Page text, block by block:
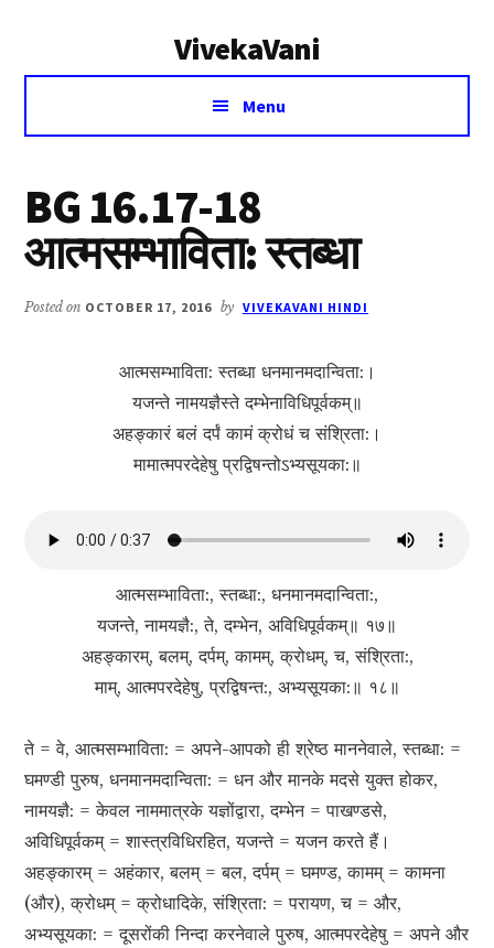
VivekaVani
Voice
Vivekananda
Menu
BG 16.17-18
आत्मसम्भाविता: स्तब्धा
Posted on OCTOBER 17, 2016 by VIVEKAVANI HINDI
आत्मसम्भाविता: स्तब्धा धनमानमदान्विता:।
यजन्ते नामयज्ञैस्ते दम्भेनाविधिपूर्वकम्॥
अहङ्कारं बलं दर्पं कामं क्रोधं च संश्रिता:।
मामात्मपरदेहेषु प्रद्विषन्तोऽभ्यसूयका:॥
आत्मसम्भाविता:, स्तब्धा:, धनमानमदान्विता:,
यजन्ते, नामयज्ञै:, ते, दम्भेन, अविधिपूर्वकम्॥ १७॥
अहङ्कारम्, बलम्, दर्पम्, कामम्, क्रोधम्, च, संश्रिता:,
माम्, आत्मपरदेहेषु, प्रद्विषन्त:, अभ्यसूयका:॥ १८॥
ते = वे, आत्मसम्भाविता: = अपने-आपको ही श्रेष्ठ माननेवाले, स्तब्धा: =
घमण्डी पुरुष, धनमानमदान्विता: = धन और मानके मदसे युक्त होकर,
नामयज्ञै: = केवल नाममात्रके यज्ञोंद्वारा, दम्भेन = पाखण्डसे,
अविधिपूर्वकम् = शास्त्रविधिरहित, यजन्ते = यजन करते हैं।
अहङ्कारम् = अहंकार, बलम् = बल, दर्पम् = घमण्ड, कामम् = कामना
(और), क्रोधम् = क्रोधादिके, संश्रिता: = परायण, च = और,
अभ्यसूयका: = दूसरोंकी निन्दा करनेवाले पुरुष, आत्मपरदेहेषु = अपने और